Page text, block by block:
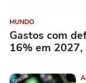
MUNDO
Gastos com
16% em